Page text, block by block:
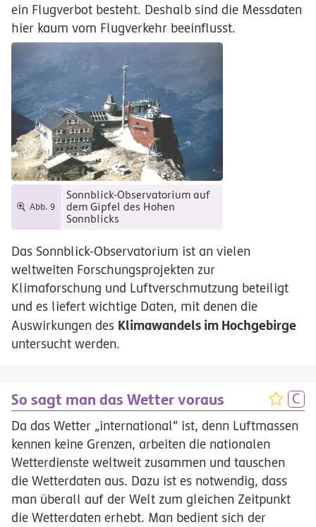
ein Flugverbot besteht. Deshalb sind die Messdaten
hier kaum vom Flugverkehr beeinflusst.
Abb. 9
Sonnblick-Observatorium auf
dem Gipfel des Hohen
Sonnblicks
Das Sonnblick-Observatorium ist an vielen
weltweiten Forschungsprojekten zur
Klimaforschung und Luftverschmutzung beteiligt
und es liefert wichtige Daten, mit denen die
Auswirkungen des Klimawandels im Hochgebirge
untersucht werden.
So sagt man das Wetter voraus
Da das Wetter „international“ ist, denn Luftmassen
kennen keine Grenzen, arbeiten die nationalen
Wetterdienste weltweit zusammen und tauschen
die Wetterdaten aus. Dazu ist es notwendig, dass
man überall auf der Welt zum gleichen Zeitpunkt
die Wetterdaten erhebt. Man bedient sich der